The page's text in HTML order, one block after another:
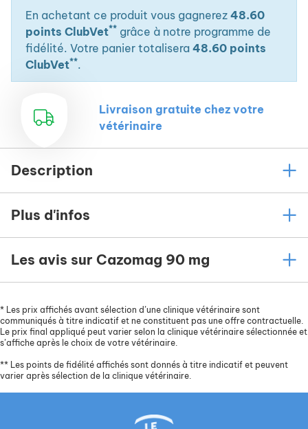
En achetant ce produit vous gagnerez 48.60
points ClubVet** grâce à notre programme de
fidélité. Votre panier totalisera 48.60 points
ClubVet**.
Livraison gratuite chez votre
vétérinaire
Description
Plus d'infos
Les avis sur Cazomag 90 mg
* Les prix affichés avant sélection d’une clinique vétérinaire sont
communiqués à titre indicatif et ne constituent pas une offre contractuelle.
Le prix final appliqué peut varier selon la clinique vétérinaire sélectionnée et
s’affiche après le choix de votre vétérinaire.
** Les points de fidélité affichés sont donnés à titre indicatif et peuvent
varier après sélection de la clinique vétérinaire.